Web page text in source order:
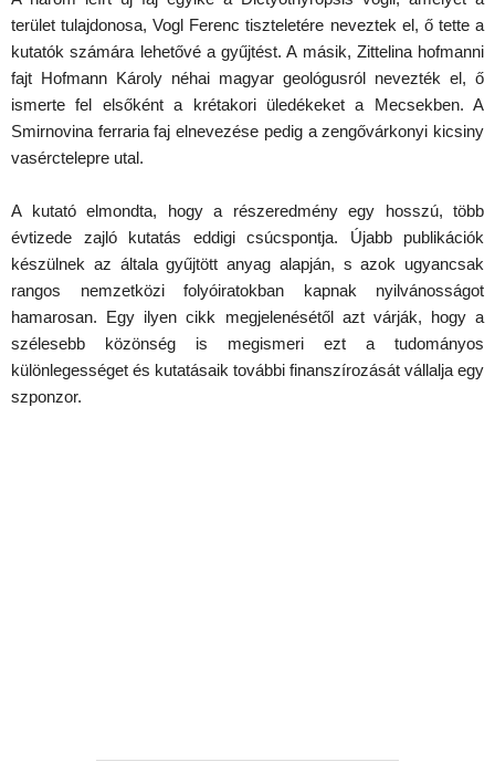
terület tulajdonosa, Vogl Ferenc tiszteletére neveztek el, ő tette a
kutatók számára lehetővé a gyűjtést. A másik, Zittelina hofmanni
fajt Hofmann Károly néhai magyar geológusról nevezték el, ő
ismerte fel elsőként a krétakori üledékeket a Mecsekben. A
Smirnovina ferraria faj elnevezése pedig a zengővárkonyi kicsiny
vasérctelepre utal.
A kutató elmondta, hogy a részeredmény egy hosszú, több
évtizede zajló kutatás eddigi csúcspontja. Újabb publikációk
készülnek az általa gyűjtött anyag alapján, s azok ugyancsak
rangos nemzetközi folyóiratokban kapnak nyilvánosságot
hamarosan. Egy ilyen cikk megjelenésétől azt várják, hogy a
szélesebb közönség is megismeri ezt a tudományos
különlegességet és kutatásaik további finanszírozását vállalja egy
szponzor.